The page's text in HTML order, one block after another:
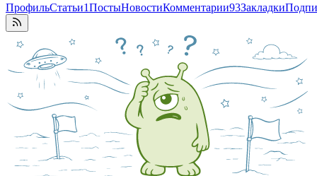
ПрофильСтатьи1ПостыНовостиКомментарии93Закладки